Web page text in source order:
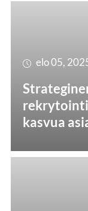
elo 05,
kasvua